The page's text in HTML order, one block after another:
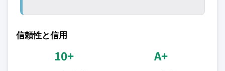
信頼性と信用
10+ A+